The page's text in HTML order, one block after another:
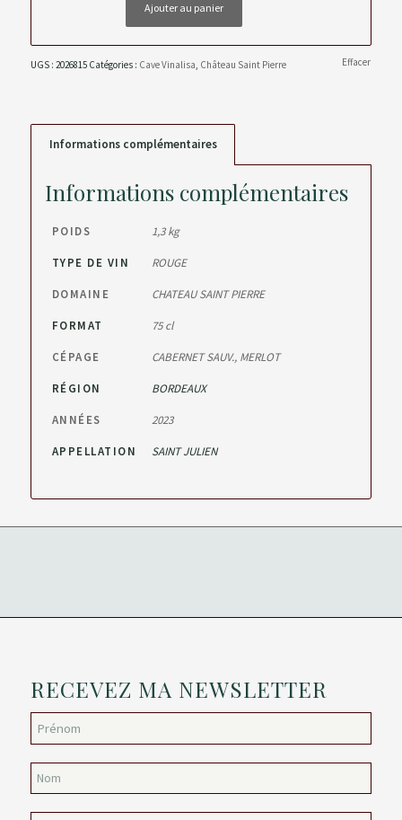
Effacer
Ajouter au panier
UGS : 2026815 Catégories : Cave Vinalisa, Château Saint Pierre
Informations complémentaires
Informations complémentaires
POIDS 1,3 kg
TYPE DE VIN ROUGE
DOMAINE CHATEAU SAINT PIERRE
FORMAT 75 cl
CÉPAGE CABERNET SAUV., MERLOT
RÉGION BORDEAUX
ANNÉES 2023
APPELLATION SAINT JULIEN
RECEVEZ MA NEWSLETTER